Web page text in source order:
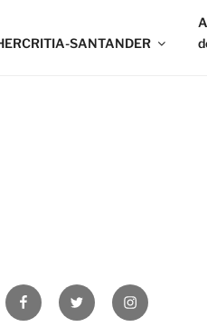
SANTANDER
FacebookTwitter Instagram